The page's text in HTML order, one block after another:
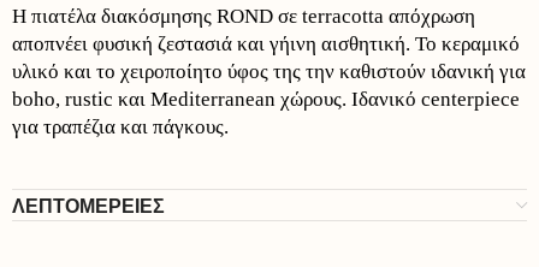
Η πιατέλα διακόσμησης ROND σε terracotta απόχρωση
αποπνέει φυσική ζεστασιά και γήινη αισθητική. Το κεραμικό
υλικό και το χειροποίητο ύφος της την καθιστούν ιδανική για
boho, rustic και Mediterranean χώρους. Ιδανικό centerpiece
για τραπέζια και πάγκους.
ΛΕΠΤΟΜΕΡΕΙΕΣ